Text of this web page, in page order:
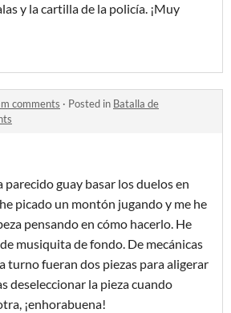
y la cartilla de la policía. ¡Muy
comments · Posted in Batalla de
parecido guay basar los duelos en
picado un montón jugando y me he
pensando en cómo hacerlo. He
musiquita de fondo. De mecánicas
turno fueran dos piezas para aligerar
deseleccionar la pieza cuando
¡enhorabuena!